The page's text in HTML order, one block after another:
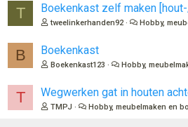
T Boekenkast zelf maken
tweelinkerhanden92 Hobby,
B Boekenkast
Boekenkast123 Hobby,
T Wegwerken gat in houten
TMPJ Hobby, meubelmaken en